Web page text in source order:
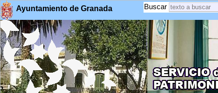
Ayuntamiento de Granada Buscar